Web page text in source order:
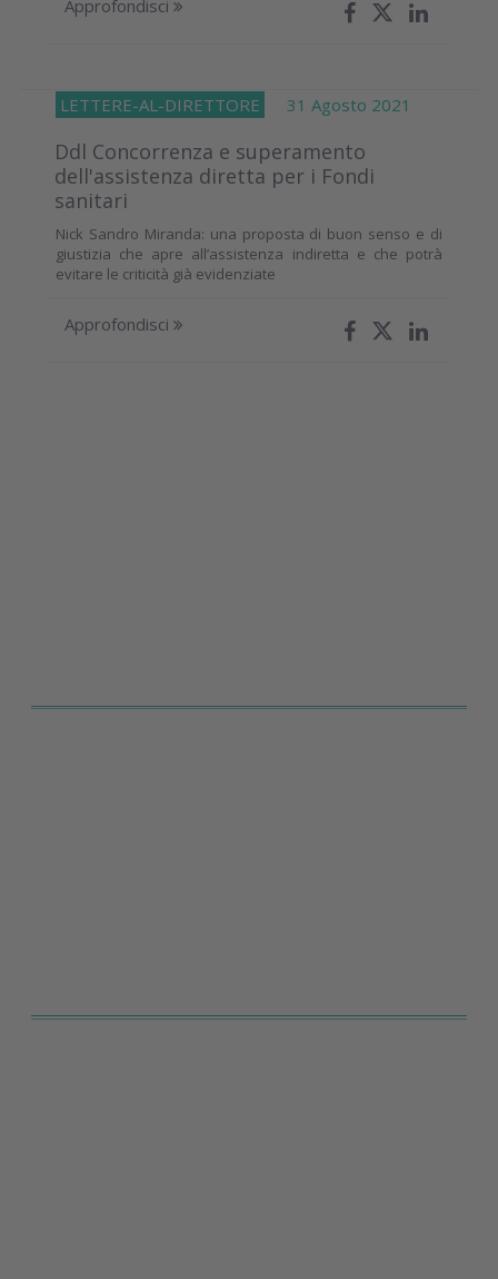
Approfondisci
LETTERE-AL-DIRETTORE 31 Agosto 2021
Ddl Concorrenza e superamento
dell'assistenza diretta per i Fondi
sanitari
Nick Sandro Miranda: una proposta di buon senso e di
giustizia che apre all’assistenza indiretta e che potrà
evitare le criticità già evidenziate
Approfondisci